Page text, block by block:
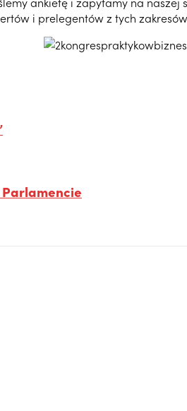
i prelegentów z tych